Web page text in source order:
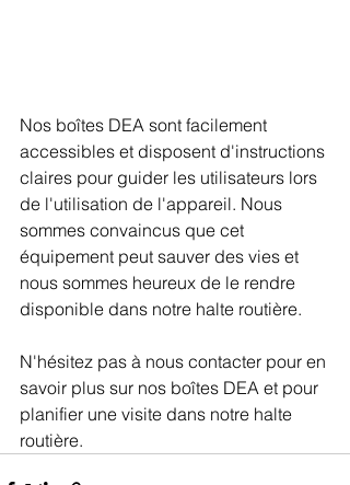
Nos boîtes DEA sont facilement
accessibles et disposent d'instructions
claires pour guider les utilisateurs lors
de l'utilisation de l'appareil. Nous
sommes convaincus que cet
équipement peut sauver des vies et
nous sommes heureux de le rendre
disponible dans notre halte routière.
N'hésitez pas à nous contacter pour en
savoir plus sur nos boîtes DEA et pour
planifier une visite dans notre halte
routière.